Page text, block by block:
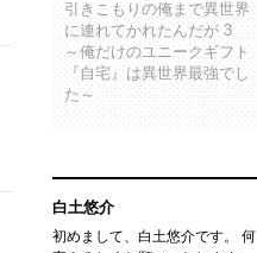
引きこもりの俺まで異世界
に連れてかれたんだが 3
～俺だけのユニークギフト
『自宅』は異世界最強でし
た～
白土悠介
初めまして、白土悠介です。 何